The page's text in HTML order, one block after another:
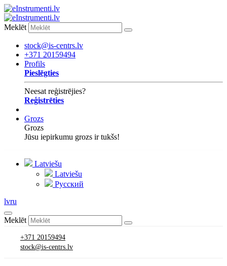
Meklēt
stock@is-centrs.lv
+371 20159494
Profils
Pieslēgties
Neesat reģistrējies?
Reģistrēties
Grozs
Grozs
Jūsu iepirkumu grozs ir tukšs!
Latviešu
Latviešu
Русский
lvru
Meklēt
+371 20159494
stock@is-centrs.lv